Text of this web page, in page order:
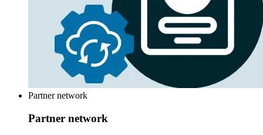
Partner network
Partner network